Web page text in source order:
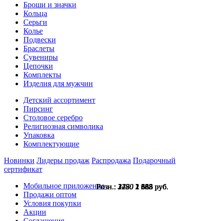
Розн.: 3420 2 565 руб.
Розн.: 3420 2 565 руб.
Розн.: 1780 1 335 руб.
Розн.: 1780 1 335 руб.
Розн.: 1780 1 335 руб.
Розн.: 2250 1 688 руб.
Розн.: 2250 1 688 руб.
Розн.: 2250 1 688 руб.
Броши и значки
Кольца
Серьги
Колье
Подвески
Браслеты
Сувениры
Цепочки
Комплекты
Изделия для мужчин
Детский ассортимент
Пирсинг
Столовое серебро
Религиозная символика
Упаковка
Комплектующие
Новинки Лидеры продаж Распродажа Подарочный
сертификат
Мобильное приложение
Продажи оптом
Условия покупки
Акции